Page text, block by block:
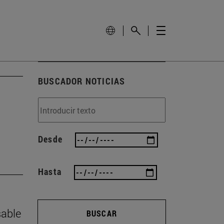
BUSCADOR NOTICIAS
Desde
Hasta
BUSCAR